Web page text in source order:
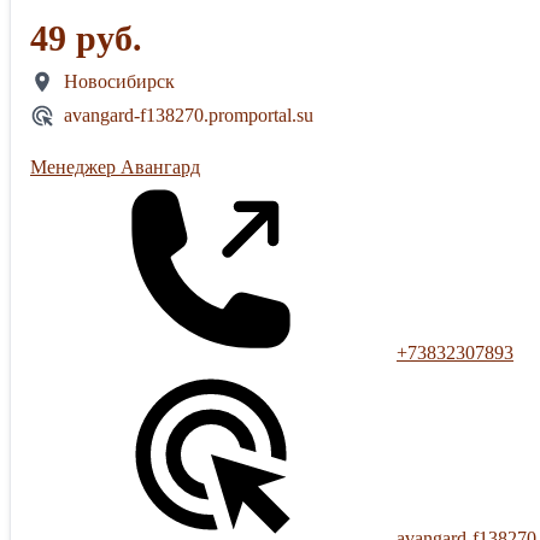
49 руб.
Новосибирск
avangard-f138270.promportal.su
Менеджер Авангард
+73832307893